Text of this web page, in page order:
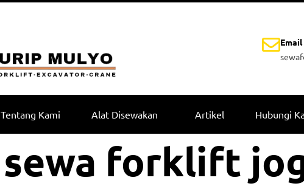
Email
Tentang Kami Alat Disewakan Artikel Hubungi
sewa forklift